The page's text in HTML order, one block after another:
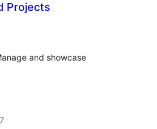
Projects
and showcase